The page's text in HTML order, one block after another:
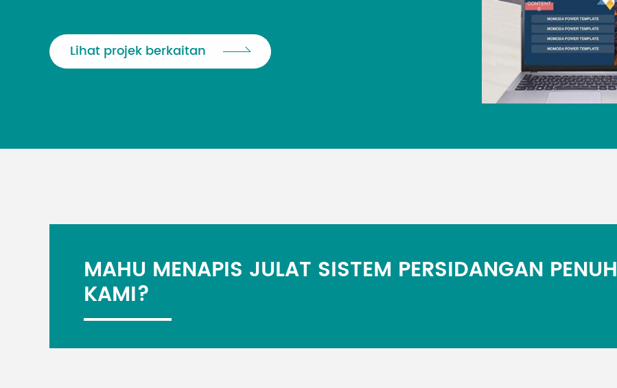
Lihat projek berkaitan
MAHU MENAPIS JULAT SISTEM PERSIDANGAN PENUH
KAMI?